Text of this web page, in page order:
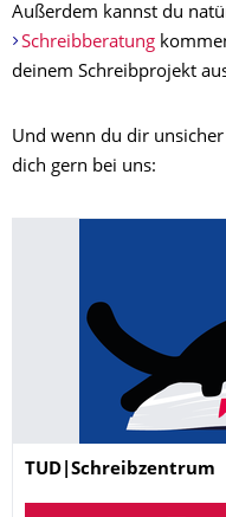
Außerdem kannst du
Schreibberatung
deinem Schreibprojekt
Und wenn du dir
dich gern bei uns:
Name
TUD|Schreibzentrum